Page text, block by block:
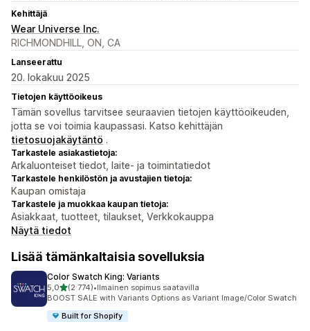
Kehittäjä
Wear Universe Inc.
RICHMONDHILL, ON, CA
Lanseerattu
20. lokakuu 2025
Tietojen käyttöoikeus
Tämän sovellus tarvitsee seuraavien tietojen käyttöoikeuden,
jotta se voi toimia kaupassasi. Katso kehittäjän
tietosuojakäytäntö .
Tarkastele asiakastietoja:
Arkaluonteiset tiedot, laite- ja toimintatiedot
Tarkastele henkilöstön ja avustajien tietoja:
Kaupan omistaja
Tarkastele ja muokkaa kaupan tietoja:
Asiakkaat, tuotteet, tilaukset, Verkkokauppa
Näytä tiedot
Lisää tämänkaltaisia sovelluksia
Color Swatch King: Variants
5,0/ 5 tähteä
(2 774)
2774 arvostelua yhteensä
•Ilmainen sopimus saatavilla
BOOST SALE with Variants Options as Variant Image/Color Swatch
Built for Shopify